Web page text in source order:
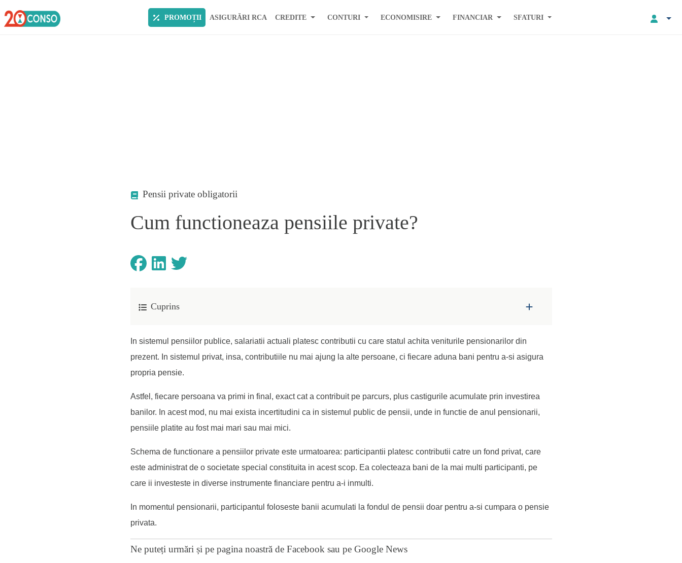
PROMOȚII ASIGURĂRI RCA CREDITE CONTURI ECONOMISIRE FINANCIAR SFATURI
Pensii private obligatorii
Cum functioneaza pensiile private?
Cuprins
In sistemul pensiilor publice, salariatii actuali platesc contributii cu care statul achita veniturile pensionarilor din
prezent. In sistemul privat, insa, contributiile nu mai ajung la alte persoane, ci fiecare aduna bani pentru a-si asigura
propria pensie.
Astfel, fiecare persoana va primi in final, exact cat a contribuit pe parcurs, plus castigurile acumulate prin investirea
banilor. In acest mod, nu mai exista incertitudini ca in sistemul public de pensii, unde in functie de anul pensionarii,
pensiile platite au fost mai mari sau mai mici.
Schema de functionare a pensiilor private este urmatoarea: participantii platesc contributii catre un fond privat, care
este administrat de o societate special constituita in acest scop. Ea colecteaza bani de la mai multi participanti, pe
care ii investeste in diverse instrumente financiare pentru a-i inmulti.
In momentul pensionarii, participantul foloseste banii acumulati la fondul de pensii doar pentru a-si cumpara o pensie
privata.
Ne puteți urmări și pe pagina noastră de Facebook sau pe Google News